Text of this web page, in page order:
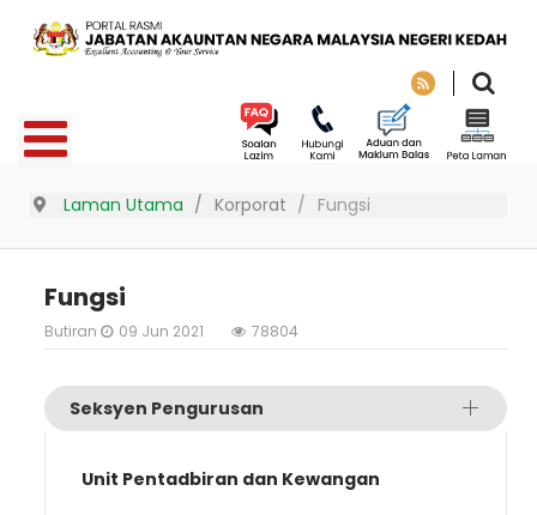
Laman Utama Korporat Fungsi
Fungsi
Butiran 09 Jun 2021 78804
Seksyen Pengurusan
Unit Pentadbiran dan Kewangan